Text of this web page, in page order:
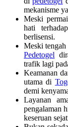
mekanisme
Meski
hati
berlisensi.
Meski tengah
Pedetogel
trafik lagi
Keamanan
utama di
demi
Layanan
pengalaman
keseruan